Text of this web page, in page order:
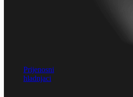
Prijenosni
hladnjaci